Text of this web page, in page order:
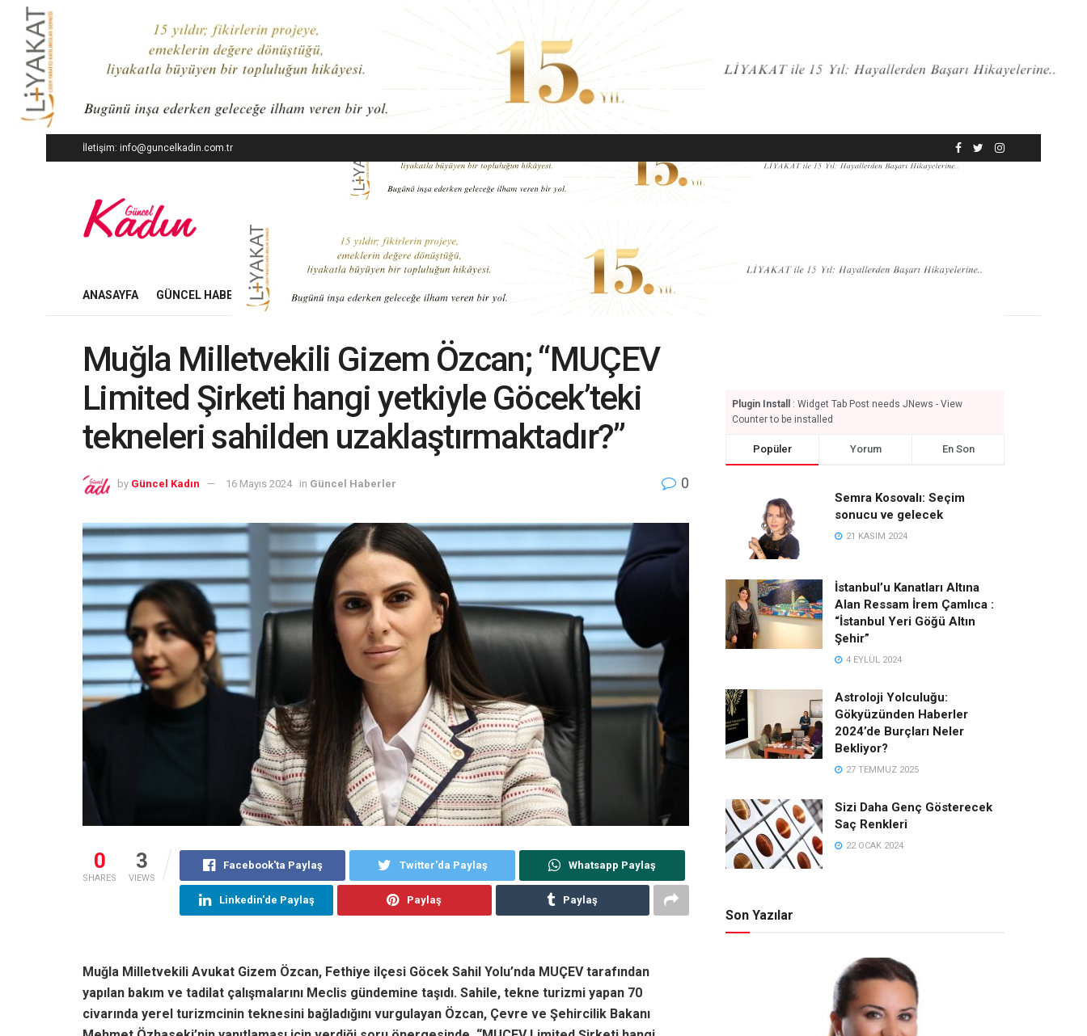
İletişim: info@guncelkadin.com.tr
ANASAYFA GÜNCEL HABERLER İŞ DÜNYASI EKONOMI MODA GÜZELLIK YAŞAM SANAT
Muğla Milletvekili Gizem Özcan; “MUÇEV
Limited Şirketi hangi yetkiyle Göcek’teki
tekneleri sahilden uzaklaştırmaktadır?”
by Güncel Kadın 16 Mayıs 2024 in Güncel Haberler 0
0
SHARES
3
VIEWS
Facebook'ta Paylaş Twitter'da Paylaş Whatsapp Paylaş
Linkedin'de Paylaş Paylaş Paylaş
Muğla Milletvekili Avukat Gizem Özcan, Fethiye ilçesi Göcek Sahil Yolu’nda MUÇEV tarafından
yapılan bakım ve tadilat çalışmalarını Meclis gündemine taşıdı. Sahile, tekne turizmi yapan 70
civarında yerel turizmcinin teknesini bağladığını vurgulayan Özcan, Çevre ve Şehircilik Bakanı
Plugin Install
: Widget Tab Post needs JNews - View
Counter to be installed
Popüler Yorum En Son
Semra Kosovalı: Seçim
sonucu ve gelecek
21 KASIM 2024
İstanbul’u Kanatları Altına
Alan Ressam İrem Çamlıca :
“İstanbul Yeri Göğü Altın
Şehir”
4 EYLÜL 2024
Astroloji Yolculuğu:
Gökyüzünden Haberler
2024’de Burçları Neler
Bekliyor?
27 TEMMUZ 2025
Sizi Daha Genç Gösterecek
Saç Renkleri
22 OCAK 2024
Son Yazılar